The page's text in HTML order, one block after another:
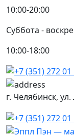
10:00-20:00
Суббота -
10:00-18:00
г. Челябинск, ул.